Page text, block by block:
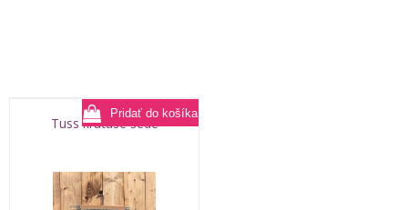
Tuss kraťase šedé